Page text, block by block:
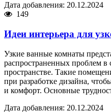
Дата добавления: 20.12.2024
149
Идеи интерьера для
Узкие ванные комнаты
распространенных проблем
пространстве. Такие
при разработке дизайна,
и комфорт. Основные
Дата добавления: 20.12.2024